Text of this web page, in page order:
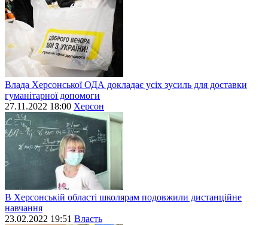
Влада Херсонської ОДА докладає усіх зусиль для доставки
гуманітарної допомоги
27.11.2022 18:00 Херсон
В Херсонській області школярам подовжили дистанційне
навчання
23.02.2022 19:51 Власть